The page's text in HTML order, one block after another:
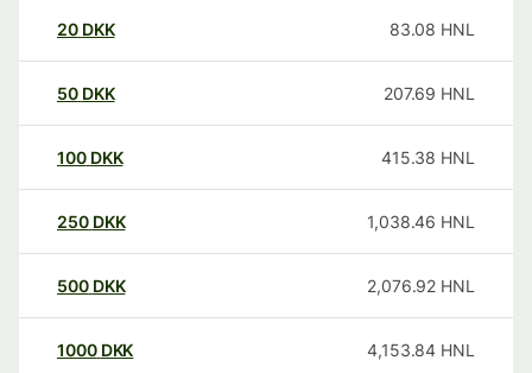
20 DKK 83.08 HNL
50 DKK 207.69 HNL
100 DKK 415.38 HNL
250 DKK 1,038.46 HNL
500 DKK 2,076.92 HNL
1000 DKK 4,153.84 HNL